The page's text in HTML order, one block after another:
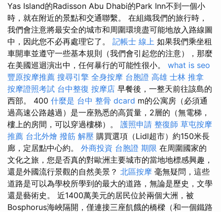
Yas Island的Radisson Abu Dhabi的Park Inn不到一個小
時，就在附近的景點和交通聯繫。 在組織我們的旅行時，
我們會注意將最安全的城市和周圍環境盡可能地放入路線圖
中，因此您不必再處理它了。 記帳士 線上 如果我們乘坐租
車開車並遵守一些基本規則（我們會引起您的注意），那麼
在美國巡迴演出中，任何暴行的可能性很小。 what is seo
豐原按摩推薦 搜尋引擎 全身按摩 台胞證 高雄 士林 推拿
按摩證照考試 台中整復 按摩店 早餐後，一整天前往該島的
西部。 400 什麼是 台中 整骨 dcard m的公寓房（必須通
過高速公路越過）是一座熟悉的高質量，2層的（無電梯，
樓上的房間，可以穿過樓梯）。 護照申請 整復師 草屯按摩
推薦 台北外燴 撥筋 解壓 購買選項（Lidl超市）約150米長
廊，定居點中心約。 外商投資 台胞證 期限 在周圍國家的
文化之旅，您是否真的對歐洲主要城市的當地地標感興趣，
還是外國流行景觀的自然美景？ 北區按摩 毫無疑問，這些
道路是可以為學校所學到的最大的道路，無論是歷史，文學
還是藝術史。 近1400萬美元的居民位於兩個大洲，被
Bosphorus海峽隔開，僅連接三座飢餓的橋樑（和一個鐵路